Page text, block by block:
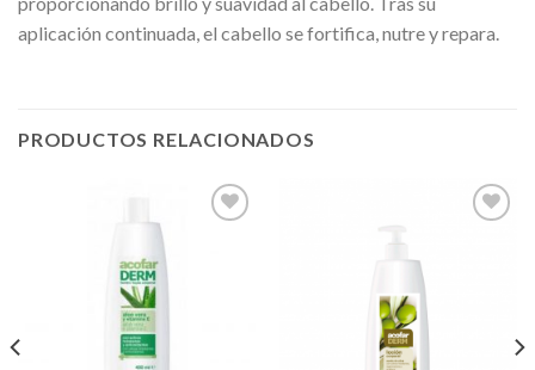
aplicación continuada, el cabello se fortifica, nutre y repara.
PRODUCTOS RELACIONADOS